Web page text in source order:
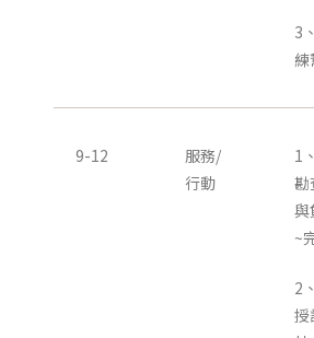
3
9-12
服務/
行動
1
勘
與
~
2
授